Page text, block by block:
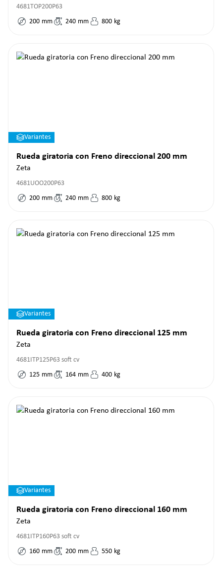
4681TOP200P63
200 mm 240 mm 800 kg
Variantes
Rueda giratoria con Freno direccional 200 mm
Zeta
4681UOO200P63
200 mm 240 mm 800 kg
Variantes
Rueda giratoria con Freno direccional 125 mm
Zeta
4681ITP125P63 soft cv
125 mm 164 mm 400 kg
Variantes
Rueda giratoria con Freno direccional 160 mm
Zeta
4681ITP160P63 soft cv
160 mm 200 mm 550 kg